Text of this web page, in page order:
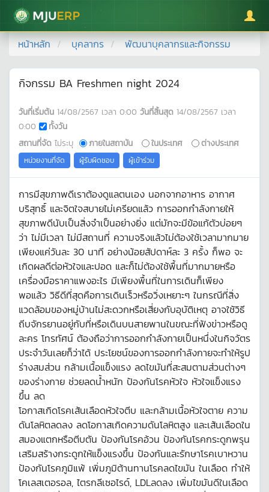
มหาวิทยาลัยแม่โจ้
หน้าหลัก บุคลากร พัฒนาบุคลากรและกิจกรรม
กิจกรรม BA Freshmen night 2024
วันที่เริ่มต้น 14/08/2567 เวลา 0:00 วันที่สิ้นสุด 14/08/2567 เวลา
0:00
ทั้งวัน
สถานที่จัด ไม่ระบุ ภายในสถาบัน ในประเทศ ต่างประเทศ
หน่วยงานที่จัด ผู้รับผิดชอบ ผู้เข้าร่วม
การมีสุขภาพดีเราต้องดูแลตนเอง นอกจากอาหาร อากาศ
บริสุทธิ์ และจิตใจสบายไม่เครียดแล้ว การออกกำลังกายให้
สุขภาพดีนับเป็นสิ่งจำเป็นอย่างยิ่ง แต่มักจะมีข้อแก้ตัวบ่อยๆ
ว่า ไม่มีเวลา ไม่มีสถานที่ ความจริงแล้วไม่ต้องใช้เวลามากมาย
เพียงแค่วันละ 30 นาที อย่างน้อยสัปดาห์ละ 3 ครั้ง ก็พอ จะ
เกิดผลดีต่อหัวใจและปอด และก็ไม่ต้องใช้พื้นที่มากมายหรือ
เครื่องมือราคาแพงอะไร มีเพียงพื้นที่ในการเดินก็เพียง
พอแล้ว วิธีดีที่สุดคือการเดินเร็วหรือวิ่งเหยาะๆ ในกรณีที่สิ่ง
แวดล้อมของหมู่บ้านไม่สะดวกหรือเสี่ยงกับอุบัติเหตุ อาจใช้วิธี
ถีบจักรยานอยู่กับที่หรือเดินบนสายพานในขณะที่ฟังข่าวหรือดู
ละคร โทรทัศน์ ต้องถือว่าการออกกำลังกายเป็นหนึ่งในกิจวัตร
ประจำวันเลยก็ว่าได้ ประโยชน์ของการออกกำลังกายจะทำให้รูป
ร่างสมส่วน กล้ามเนื้อแข็งแรง ลดไขมันที่สะสมตามส่วนต่างๆ
ของร่างกาย ช่วยลดน้ำหนัก ป้องกันโรคหัวใจ หัวใจแข็งแรง
ขึ้น ลด
โอกาสเกิดโรคเส้นเลือดหัวใจตีบ และกล้ามเนื้อหัวใจตาย ความ
ดันโลหิตลดลง ลดโอกาสเกิดความดันโลหิตสูง และเส้นเลือดใน
สมองแตกหรือตีบตัน ป้องกันโรคอ้วน ป้องกันโรคกระดูกพรุน
เสริมสร้างกระดูกให้แข็งแรงขึ้น ป้องกันและรักษาโรคเบาหวาน
ป้องกันโรคภูมิแพ้ เพิ่มภูมิต้านทานโรคลดไขมัน ในเลือด ทำให้
โคเลสเตอรอล, ไตรกลีเซอไรด์, LDLลดลง เพิ่มไขมันดีในเลือด